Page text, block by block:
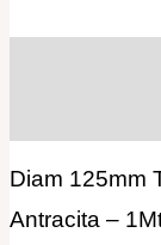
Diam 125mm
Antracita –